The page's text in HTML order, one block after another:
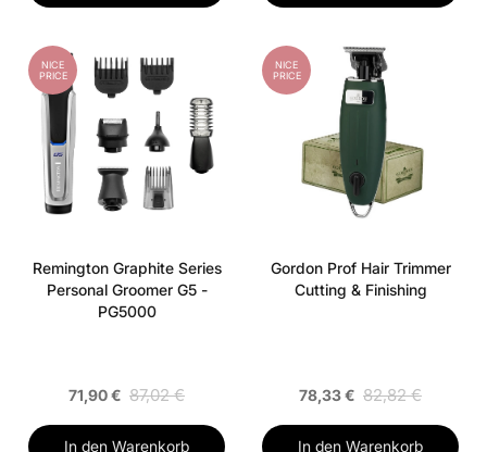
NICE
PRICE
Remington Graphite Series
Personal Groomer G5 -
PG5000
71,90 € 87,02 €
In den Warenkorb
NICE
PRICE
Gordon Prof Hair Trimmer
Cutting & Finishing
78,33 € 82,82 €
In den Warenkorb